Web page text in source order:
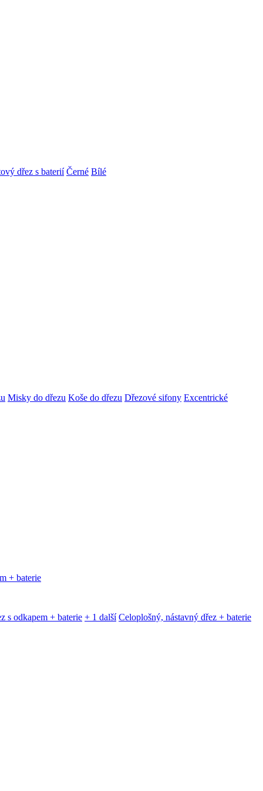
dřez s baterií Černé Bílé
Misky do dřezu Koše do dřezu Dřezové sifony Excentrické
+ baterie
s odkapem + baterie + 1 další Celoplošný, nástavný dřez + baterie